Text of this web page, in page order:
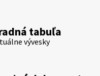
tabuľa
vývesky